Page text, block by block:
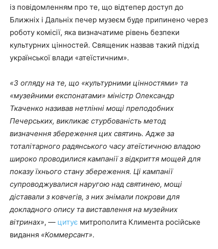
із повідомленням про те, що відтепер доступ до
Ближніх і Дальніх печер музеєм буде припинено через
роботу комісії, яка визначатиме рівень безпеки
культурних цінностей. Священик назвав такий підхід
української влади «атеїстичним».
«З огляду на те, що «культурними цінностями» та
«музейними експонатами» міністр Олександр
Ткаченко називав нетлінні мощі преподобних
Печерських, викликає стурбованість метод
визначення збереження цих святинь. Адже за
тоталітарного радянського часу атеїстичною владою
широко проводилися кампанії з відкриття мощейдля
показу їхнього станузбереження. Ці кампанії
супроводжувалися наругою над святинею, мощі
діставали з ковчегів, з них знімали покрови для
докладного опису та виставлення на музейних
вітринах», — цитує митрополита Климента російське
видання «Коммерсант».